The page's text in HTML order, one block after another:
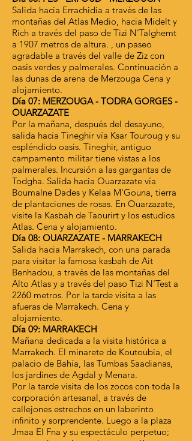
Salida hacia Errachidia a través de las
montañas del Atlas Medio, hacia Midelt y
Rich a través del paso de Tizi N'Talghemt
a 1907 metros de altura. , un paseo
agradable a través del valle de Ziz con
oasis verdes y palmerales. Continuación a
las dunas de arena de Merzouga Cena y
alojamiento.
Día 07: MERZOUGA - TODRA GORGES -
OUARZAZATE
Por la mañana, después del desayuno,
salida hacia Tineghir vía Ksar Touroug y su
espléndido oasis. Tineghir, antiguo
campamento militar tiene vistas a los
palmerales. Incursión a las gargantas de
Todgha. Salida hacia Ouarzazate vía
Boumalne Dades y Kelaa M'Gouna, tierra
de plantaciones de rosas. En Ouarzazate,
visite la Kasbah de Taourirt y los estudios
Atlas. Cena y alojamiento.
Día 08: OUARZAZATE - MARRAKECH
Salida hacia Marrakech, con una parada
para visitar la famosa kasbah de Ait
Benhadou, a través de las montañas del
Alto Atlas y a través del paso Tizi N'Test a
2260 metros. Por la tarde visita a las
afueras de Marrakech. Cena y
alojamiento.
Día 09: MARRAKECH
Mañana dedicada a la visita histórica a
Marrakech. El minarete de Koutoubia, el
palacio de Bahía, las Tumbas Saadianas,
los jardines de Agdal y Menara.
Por la tarde visita de los zocos con toda la
corporación artesanal, a través de
callejones estrechos en un laberinto
infinito y sorprendente. Luego a la plaza
Jmaa El Fna y su espectáculo perpetuo;